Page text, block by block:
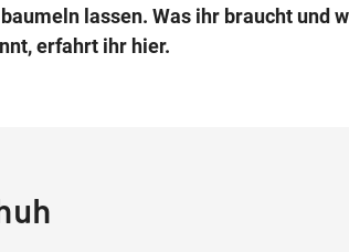
lassen. Was ihr braucht und
erfahrt ihr hier.